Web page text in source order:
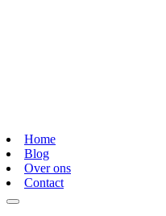
Home
Blog
Over ons
Contact